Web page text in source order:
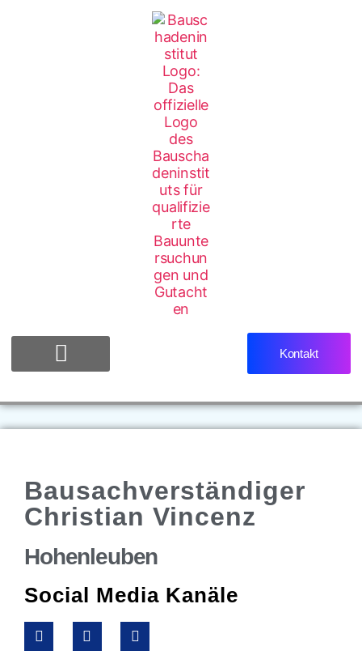
Kontakt
Bausachverständiger
Christian Vincenz
Hohenleuben
Social Media Kanäle